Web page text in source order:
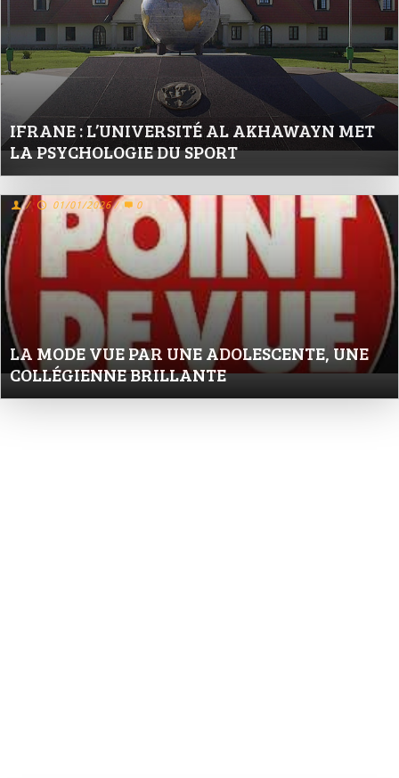
IFRANE : L’UNIVERSITÉ AL AKHAWAYN MET
LA PSYCHOLOGIE DU SPORT
LA MODE VUE PAR UNE ADOLESCENTE, UNE
COLLÉGIENNE BRILLANTE
/ 01/01/2026 / 0